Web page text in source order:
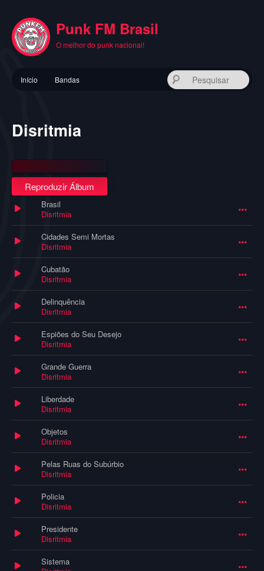
conteúdo
principal
Punk FM Brasil
O melhor do punk nacional!
principal
Início Bandas
Disritmia
Reproduzir Álbum
Brasil
Disritmia
Cidades Semi Mortas
Disritmia
Cubatão
Disritmia
Delinquência
Disritmia
Espiões do Seu Desejo
Disritmia
Grande Guerra
Disritmia
Liberdade
Disritmia
Objetos
Disritmia
Pelas Ruas do Subúrbio
Disritmia
Policia
Disritmia
Presidente
Disritmia
Sistema